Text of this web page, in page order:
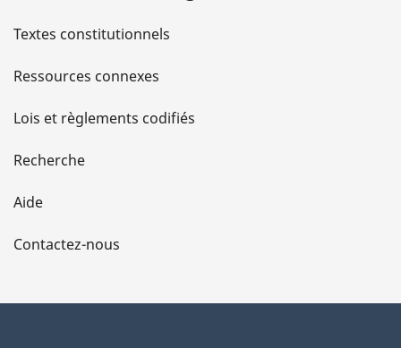
l
s
d
e
l
a
Textes constitutionnels
Ressources connexes
Lois et règlements codifiés
Recherche
Aide
Contactez-nous